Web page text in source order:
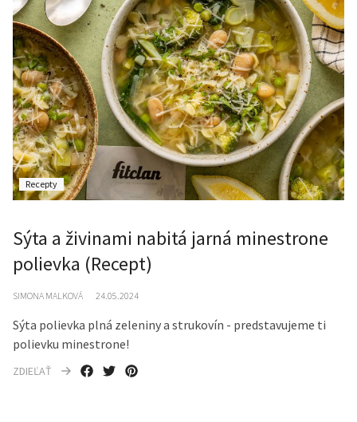
Recepty
Sýta a živinami nabitá jarná minestrone
polievka (Recept)
SIMONA MALKOVÁ 24.05.2024
Sýta polievka plná zeleniny a strukovín - predstavujeme ti
polievku minestrone!
ZDIEĽAŤ